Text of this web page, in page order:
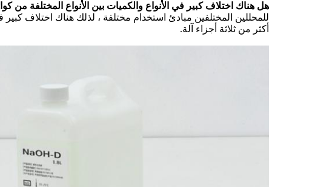
هل هناك اختلاف كبير في الأنواع والكميات بين الأنواع المختلفة من
للمحللين المختلفين مبادئ استخدام مختلفة ، لذلك هناك اختلاف
أكثر من ثلاثة أجزاء آلة.